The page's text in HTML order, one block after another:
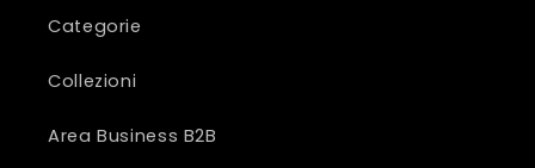
Categorie
Collezioni
Area Business B2B